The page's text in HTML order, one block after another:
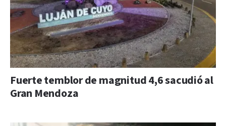
Fuerte temblor de magnitud 4,6 sacudió al
Gran Mendoza